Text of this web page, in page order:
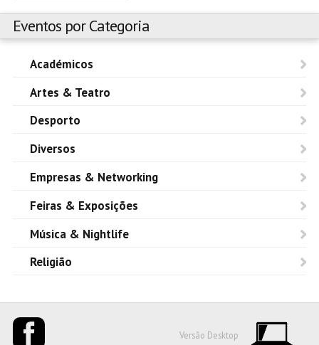
Eventos por Categoria
Académicos
Artes & Teatro
Desporto
Diversos
Empresas & Networking
Feiras & Exposições
Música & Nightlife
Religião
Versão Desktop